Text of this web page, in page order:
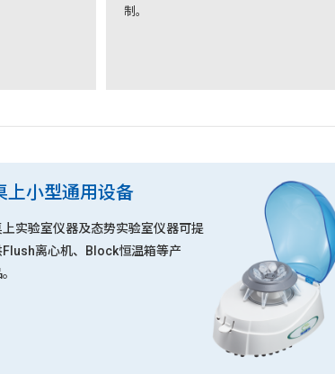
制。
上小型通用设备
上实验室仪器及态势实验室仪器可提
Flush离心机、Block恒温箱等产